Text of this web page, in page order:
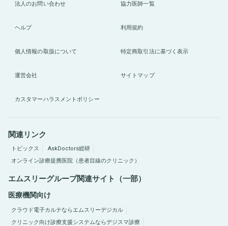
法人のお問い合わせ 協力医師一覧
ヘルプ 利用規約
個人情報の取扱について 特定商取引法に基づく表示
運営会社 サイトマップ
カスタマーハラスメントポリシー
関連リンク
トピックス
AskDoctors総研
オンライン診療提携医院（患者目線のクリニック）
エムスリーグループ関連サイト（一部）
医療機関向け
クラウド電子カルテならエムスリーデジカル
クリニック向け診療支援システムならデジスマ診療